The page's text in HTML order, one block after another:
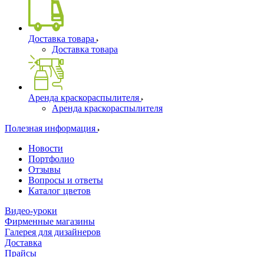
Доставка товара
Доставка товара
Аренда краскораспылителя
Аренда краскораспылителя
Полезная информация
Новости
Портфолио
Отзывы
Вопросы и ответы
Каталог цветов
Видео-уроки
Фирменные магазины
Галерея для дизайнеров
Доставка
Прайсы